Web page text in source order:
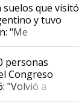
suelos que visitó
y tuvo
"Me
personas
Congreso
"Volvió a
hablar del